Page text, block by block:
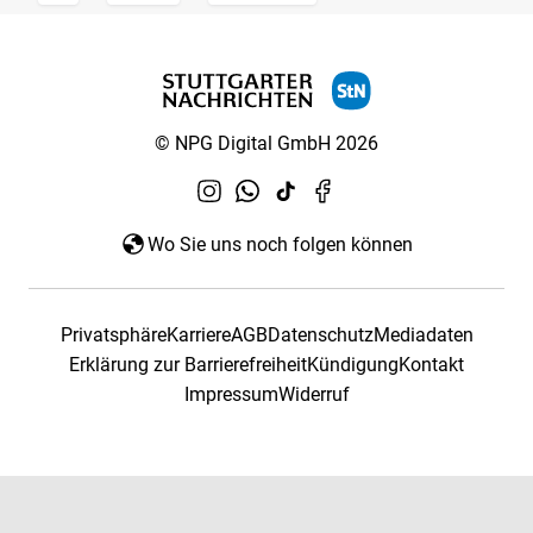
© NPG Digital GmbH 2026
Wo Sie uns noch folgen können
PrivatsphäreKarriereAGBDatenschutzMediadaten
Erklärung zur BarrierefreiheitKündigungKontakt
ImpressumWiderruf